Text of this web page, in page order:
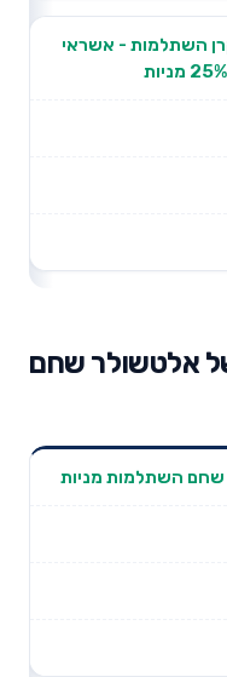
השתלמות - אשראי
אלטשולר שחם
תשואה
דמי ניהול
השתלמות מניות